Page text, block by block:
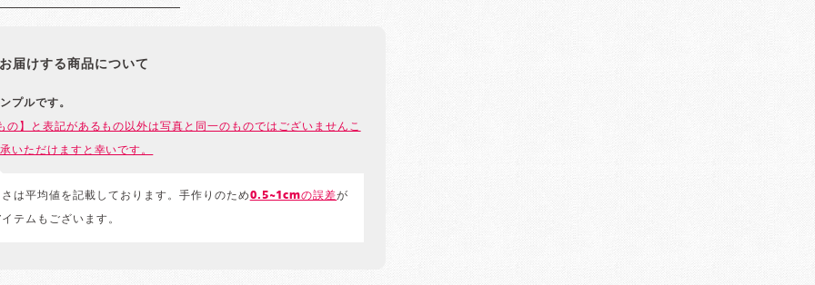
届けする商品について
プルです。
】と表記があるもの以外は写真と同一のものではございませんこ
いただけますと幸いです。
は平均値を記載しております。手作りのため0.5~1cmの誤差が
テムもございます。